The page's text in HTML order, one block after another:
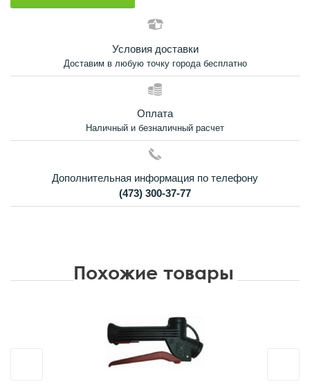
Условия доставки
Доставим в любую точку города бесплатно
Оплата
Наличный и безналичный расчет
Дополнительная информация по телефону
(473) 300-37-77
Похожие товары